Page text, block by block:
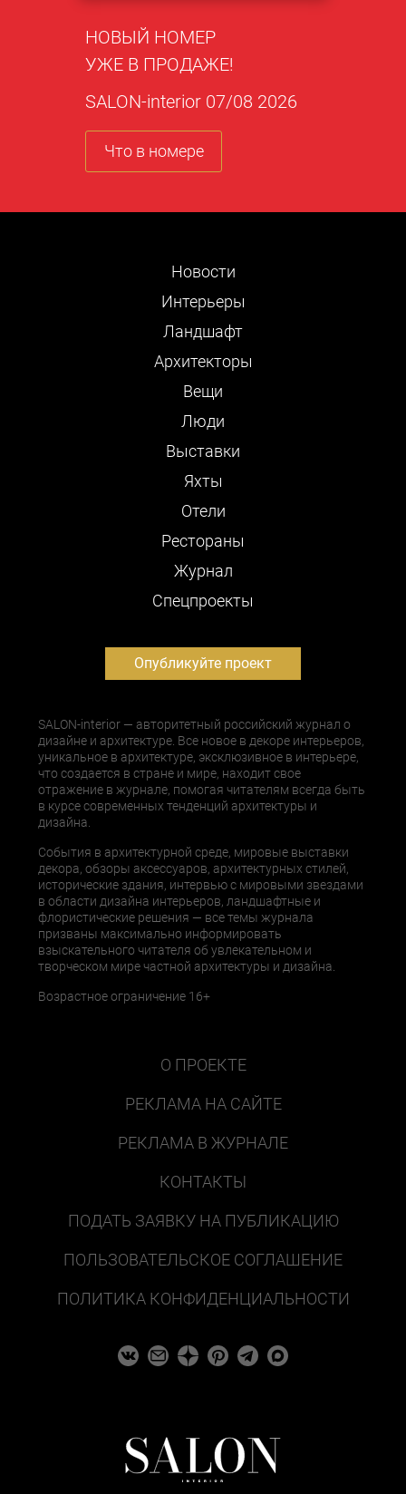
НОВЫЙ НОМЕР
УЖЕ В ПРОДАЖЕ!
SALON-interior 07/08 2026
Что в номере
Новости
Интерьеры
Ландшафт
Архитекторы
Вещи
Люди
Выставки
Яхты
Отели
Рестораны
Журнал
Cпецпроекты
Опубликуйте проект
SALON-interior — авторитетный российский журнал о
дизайне и архитектуре. Все новое в декоре интерьеров,
уникальное в архитектуре, эксклюзивное в интерьере,
что создается в стране и мире, находит свое
отражение в журнале, помогая читателям всегда быть
в курсе современных тенденций архитектуры и
дизайна.
События в архитектурной среде, мировые выставки
декора, обзоры аксессуаров, архитектурных стилей,
исторические здания, интервью с мировыми звездами
в области дизайна интерьеров, ландшафтные и
флористические решения — все темы журнала
призваны максимально информировать
взыскательного читателя об увлекательном и
творческом мире частной архитектуры и дизайна.
Возрастное ограничение 16+
О ПРОЕКТЕ
РЕКЛАМА НА САЙТЕ
РЕКЛАМА В ЖУРНАЛЕ
КОНТАКТЫ
ПОДАТЬ ЗАЯВКУ НА ПУБЛИКАЦИЮ
ПОЛЬЗОВАТЕЛЬСКОЕ СОГЛАШЕНИЕ
ПОЛИТИКА КОНФИДЕНЦИАЛЬНОСТИ